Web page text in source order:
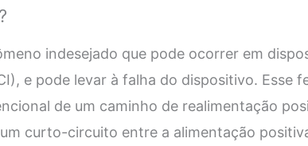
indesejado que pode ocorrer em
e pode levar à falha do dispositivo. Esse
de um caminho de realimentação
curto-circuito entre a alimentação